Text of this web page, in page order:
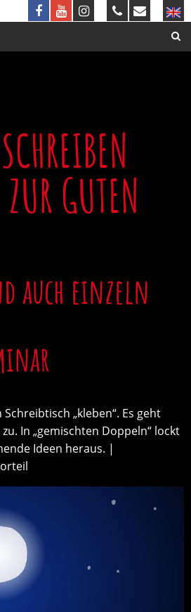
GUTEN
auch einzeln
„kleben“. Es geht
In „gemischten Doppeln“ lockt
Ideen heraus. |